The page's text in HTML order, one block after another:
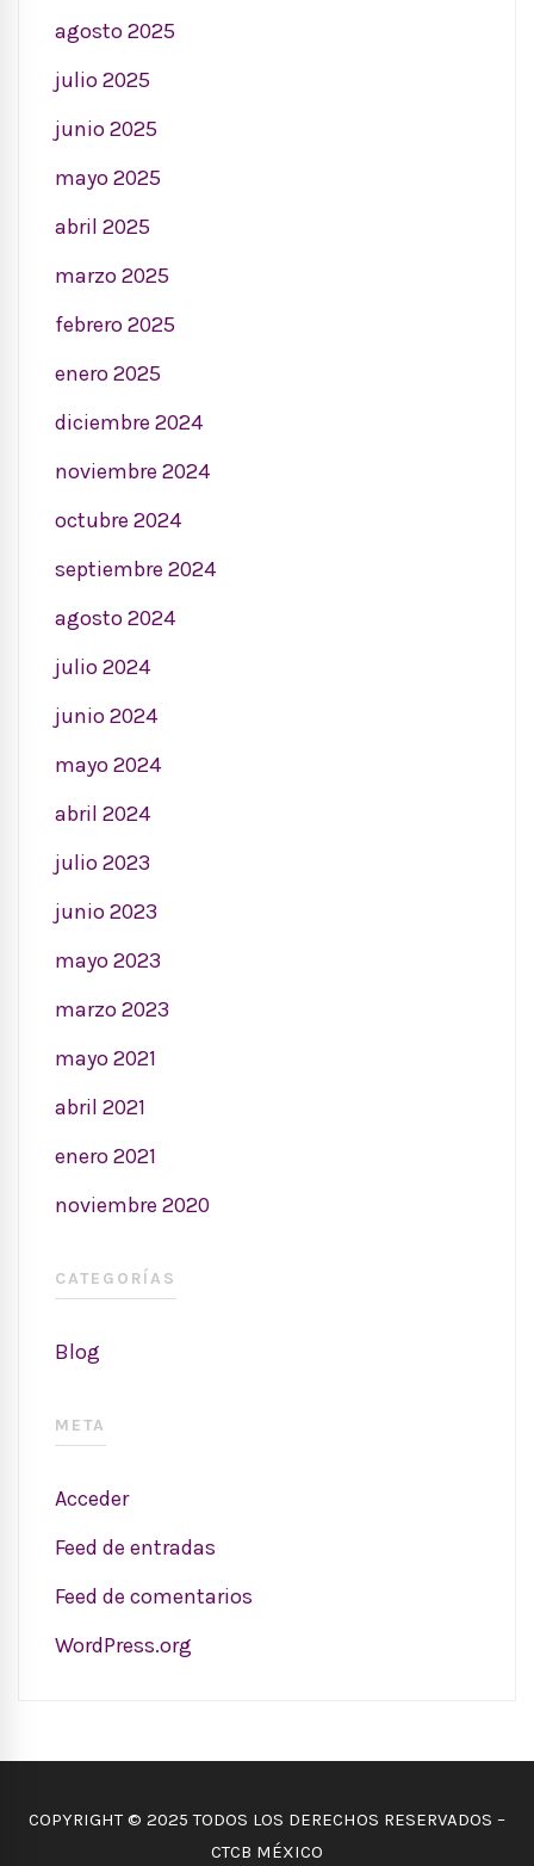
agosto 2025
julio 2025
junio 2025
mayo 2025
abril 2025
marzo 2025
febrero 2025
enero 2025
diciembre 2024
noviembre 2024
octubre 2024
septiembre 2024
agosto 2024
julio 2024
junio 2024
mayo 2024
abril 2024
julio 2023
junio 2023
mayo 2023
marzo 2023
mayo 2021
abril 2021
enero 2021
noviembre 2020
CATEGORÍAS
Blog
META
Acceder
Feed de entradas
Feed de comentarios
WordPress.org
COPYRIGHT © 2025 TODOS LOS DERECHOS RESERVADOS –
CTCB MÉXICO